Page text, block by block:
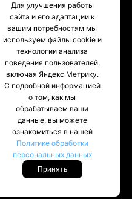
intrends.ru
связанных с
материалов и
разделе Контакты.
Reserved
Для улучшения работы
сайта и его адаптации к
вашим потребностям мы
используем файлы cookie и
технологии анализа
поведения пользователей,
включая Яндекс Метрику.
С подробной информацией
о том, как мы
обрабатываем ваши
данные, вы можете
ознакомиться в нашей
Политике обработки
персональных данных
Принять